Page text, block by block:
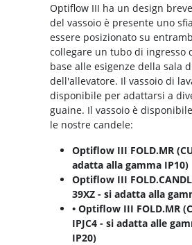
Optiflow III ha un design
del vassoio è presente uno
essere posizionato su
collegare un tubo di ingresso
base alle esigenze della sala
dell'allevatore. Il vassoio di
disponibile per adattarsi a
guaine. Il vassoio è
le nostre candele:
Optiflow III FOLD.MR
adatta alla gamma IP10)
Optiflow III
39XZ - si adatta alla
• Optiflow III FOLD.MR
IPJC4 - si adatta alle
IP20)